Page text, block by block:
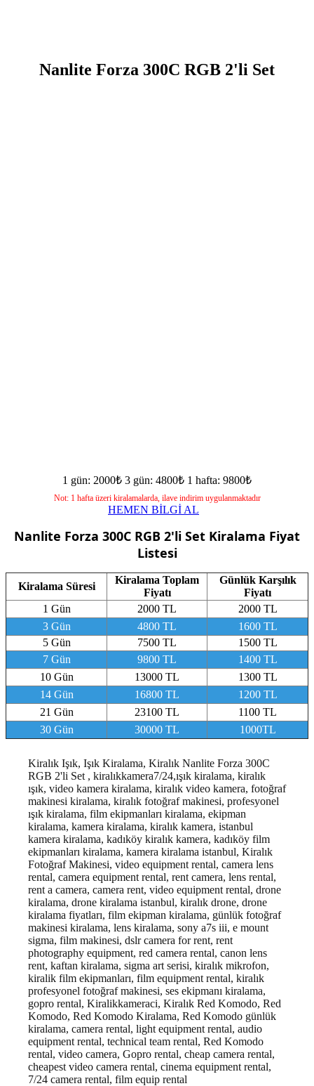
Nanlite Forza 300C RGB 2'li Set
1 gün: 2000₺ 3 gün: 4800₺ 1 hafta: 9800₺
Not: 1 hafta üzeri kiralamalarda, ilave indirim uygulanmaktadır
HEMEN BİLGİ AL
Nanlite Forza 300C RGB 2'li Set Kiralama Fiyat
Listesi
Kiralama Süresi
Kiralama Toplam
Fiyatı
Günlük Karşılık
Fiyatı
1 Gün
2000 TL
2000 TL
3 Gün
4800 TL
1600 TL
5 Gün
7500 TL
1500 TL
7 Gün
9800 TL
1400 TL
10 Gün
13000 TL
1300 TL
14 Gün
16800 TL
1200 TL
21 Gün
23100 TL
1100 TL
30 Gün
30000 TL 1000TL
Kiralık Işık, Işık Kiralama, Kiralık Nanlite Forza 300C
RGB 2'li Set , kiralıkkamera7/24,ışık kiralama, kiralık
ışık, video kamera kiralama, kiralık video kamera, fotoğraf
makinesi kiralama, kiralık fotoğraf makinesi, profesyonel
ışık kiralama, film ekipmanları kiralama, ekipman
kiralama, kamera kiralama, kiralık kamera, istanbul
kamera kiralama, kadıköy kiralık kamera, kadıköy film
ekipmanları kiralama, kamera kiralama istanbul, Kiralık
Fotoğraf Makinesi, video equipment rental, camera lens
rental, camera equipment rental, rent camera, lens rental,
rent a camera, camera rent, video equipment rental, drone
kiralama, drone kiralama istanbul, kiralık drone, drone
kiralama fiyatları, film ekipman kiralama, günlük fotoğraf
makinesi kiralama, lens kiralama, sony a7s iii, e mount
sigma, film makinesi, dslr camera for rent, rent
photography equipment, red camera rental, canon lens
rent, kaftan kiralama, sigma art serisi, kiralık mikrofon,
kiralik film ekipmanları, film equipment rental, kiralık
profesyonel fotoğraf makinesi, ses ekipmanı kiralama,
gopro rental, Kiralikkameraci, Kiralık Red Komodo, Red
Komodo, Red Komodo Kiralama, Red Komodo günlük
kiralama, camera rental, light equipment rental, audio
equipment rental, technical team rental, Red Komodo
rental, video camera, Gopro rental, cheap camera rental,
cheapest video camera rental, cinema equipment rental,
7/24 camera rental, film equip rental